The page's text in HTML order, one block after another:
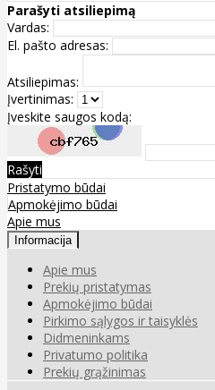
Parašyti atsiliepimą
Vardas:
El. pašto adresas:
Atsiliepimas:
Įvertinimas:
Įveskite saugos kodą:
Rašyti
Pristatymo būdai
Apmokėjimo būdai
Apie mus
Informacija
Apie mus
Prekių pristatymas
Apmokėjimo būdai
Pirkimo sąlygos ir taisyklės
Didmeninkams
Privatumo politika
Prekių grąžinimas